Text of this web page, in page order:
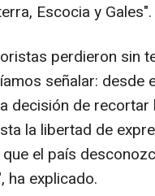
Escocia y Gales".
perdieron sin
señalar: desde
decisión de recortar
la libertad de
el país
ha explicado.